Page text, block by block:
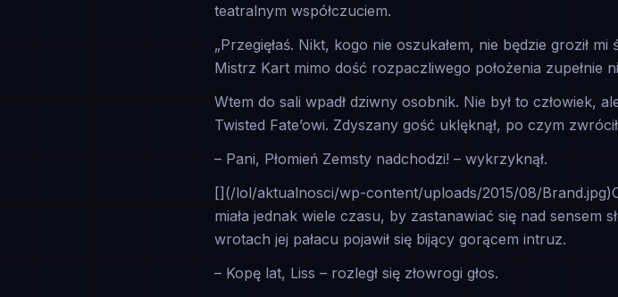
teatralnym współczuciem.
„Przegięłaś. Nikt, kogo nie oszukałem, nie będzie groził
Mistrz Kart mimo dość rozpaczliwego położenia zupełnie
Wtem do sali wpadł dziwny osobnik. Nie był to człowiek,
Twisted Fate’owi. Zdyszany gość uklęknął, po czym
– Pani, Płomień Zemsty nadchodzi! – wykrzyknął.
[](/lol/aktualnosci/wp-content/uploads/2015/08/
miała jednak wiele czasu, by zastanawiać się nad sensem
wrotach jej pałacu pojawił się bijący gorącem intruz.
– Kopę lat, Liss – rozległ się złowrogi głos.